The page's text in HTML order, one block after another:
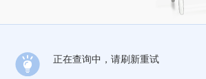
正在查询中，请刷新重试